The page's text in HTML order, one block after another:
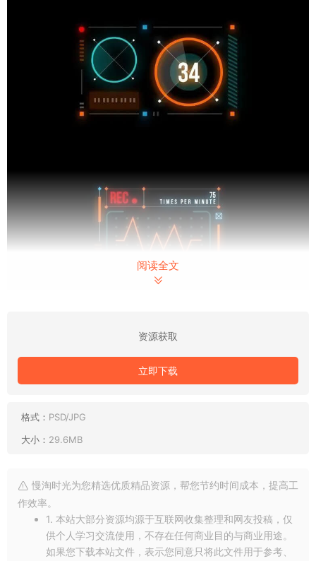
阅读全文
资源获取
立即下载
格式： PSD/JPG
大小： 29.6MB
慢淘时光为您精选优质精品资源，帮您节约时间成本，提高工
作效率。
1. 本站大部分资源均源于互联网收集整理和网友投稿，仅
供个人学习交流使用，不存在任何商业目的与商业用途。
如果您下载本站文件，表示您同意只将此文件用于参考、